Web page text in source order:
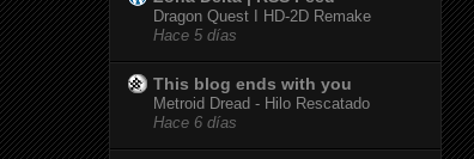
Dragon Quest I HD-2D Remake
Hace 5 días
This blog ends with you
Metroid Dread - Hilo Rescatado
Hace 6 días